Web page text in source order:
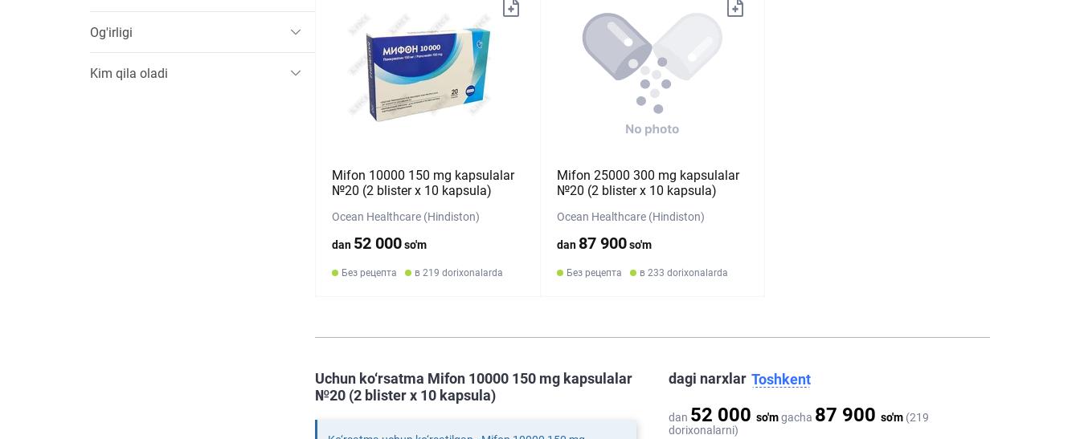
Og'irligi
Kim qila oladi
Mifon 10000 150 mg kapsulalar
№20 (2 blister х 10 kapsula)
Ocean Healthcare (Hindiston)
dan 52 000so'm
Без рецепта в 219 dorixonalarda
Mifon 25000 300 mg kapsulalar
№20 (2 blister х 10 kapsula)
Ocean Healthcare (Hindiston)
dan 87 900so'm
Без рецепта в 233 dorixonalarda
dagi narxlar Toshkent
dan 52 000 so'mgacha 87 900 so'm (219
dorixonalarni)
Uchun ko‘rsatma Mifon 10000 150 mg kapsulalar
№20 (2 blister х 10 kapsula)